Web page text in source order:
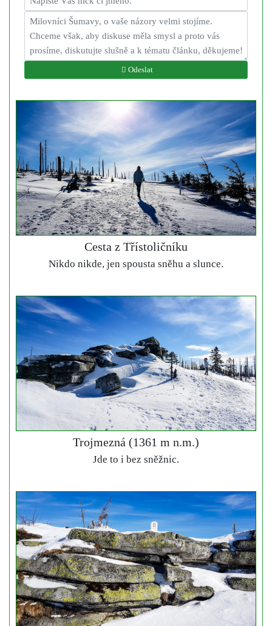
Odeslat
Cesta z Třístoličníku
Nikdo nikde, jen spousta sněhu a slunce.
Trojmezná (1361 m n.m.)
Jde to i bez sněžnic.